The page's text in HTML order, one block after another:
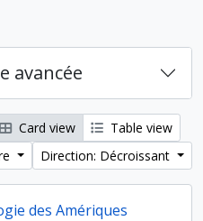
avancée
Card view
Table view
Direction: Décroissant
des Amériques